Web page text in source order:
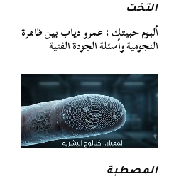
التخت
ألبوم حبيتك : عمرو دياب بين ظاهرة
النجومية وأسئلة الجودة الفنية
المصطبة